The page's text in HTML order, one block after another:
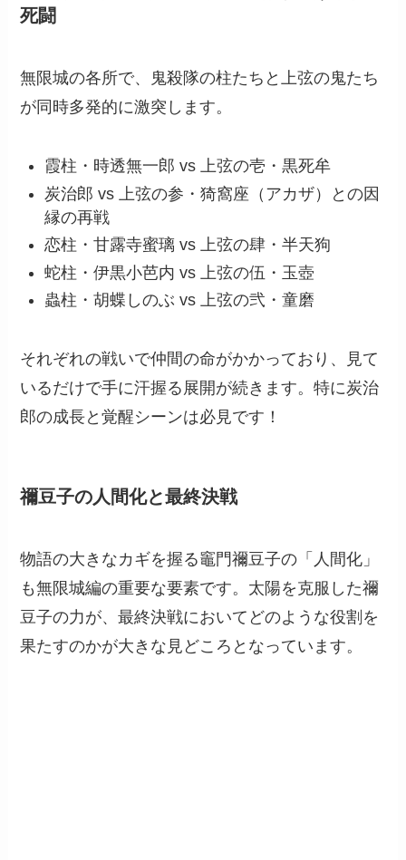
死闘
無限城の各所で、鬼殺隊の柱たちと上弦の鬼たち
が同時多発的に激突します。
霞柱・時透無一郎 vs 上弦の壱・黒死牟
炭治郎 vs 上弦の参・猗窩座（アカザ）との因
縁の再戦
恋柱・甘露寺蜜璃 vs 上弦の肆・半天狗
蛇柱・伊黒小芭内 vs 上弦の伍・玉壺
蟲柱・胡蝶しのぶ vs 上弦の弐・童磨
それぞれの戦いで仲間の命がかかっており、見て
いるだけで手に汗握る展開が続きます。特に炭治
郎の成長と覚醒シーンは必見です！
禰豆子の人間化と最終決戦
物語の大きなカギを握る竈門禰豆子の「人間化」
も無限城編の重要な要素です。太陽を克服した禰
豆子の力が、最終決戦においてどのような役割を
果たすのかが大きな見どころとなっています。